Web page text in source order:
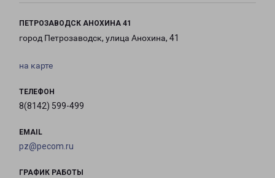
ПЕТРОЗАВОДСК АНОХИНА 41
город Петрозаводск, улица Анохина, 41
на карте
ТЕЛЕФОН
8(8142) 599-499
EMAIL
pz@pecom.ru
ГРАФИК РАБОТЫ